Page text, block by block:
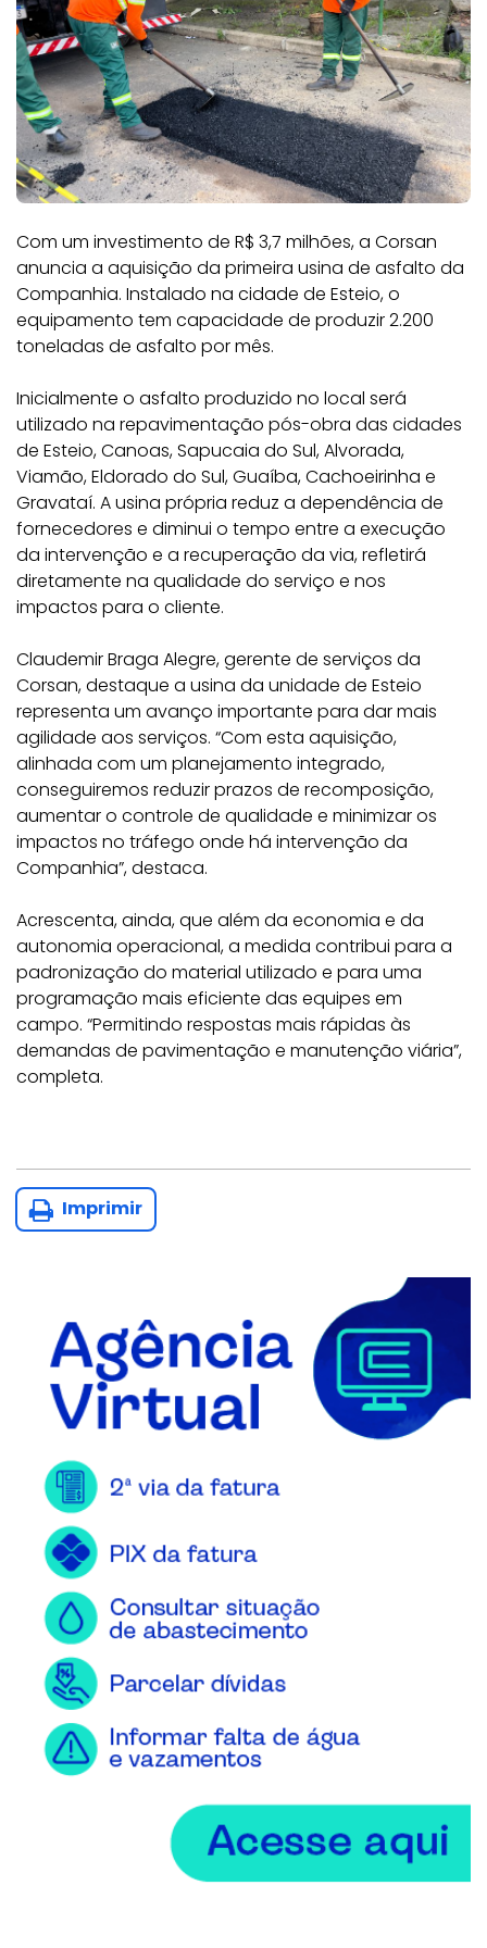
Com um investimento de R$ 3,7 milhões, a Corsan
anuncia a aquisição da primeira usina de asfalto da
Companhia. Instalado na cidade de Esteio, o
equipamento tem capacidade de produzir 2.200
toneladas de asfalto por mês.
Inicialmente o asfalto produzido no local será
utilizado na repavimentação pós-obra das cidades
de Esteio, Canoas, Sapucaia do Sul, Alvorada,
Viamão, Eldorado do Sul, Guaíba, Cachoeirinha e
Gravataí. A usina própria reduz a dependência de
fornecedores e diminui o tempo entre a execução
da intervenção e a recuperação da via, refletirá
diretamente na qualidade do serviço e nos
impactos para o cliente.
Claudemir Braga Alegre, gerente de serviços da
Corsan, destaque a usina da unidade de Esteio
representa um avanço importante para dar mais
agilidade aos serviços. “Com esta aquisição,
alinhada com um planejamento integrado,
conseguiremos reduzir prazos de recomposição,
aumentar o controle de qualidade e minimizar os
impactos no tráfego onde há intervenção da
Companhia”, destaca.
Acrescenta, ainda, que além da economia e da
autonomia operacional, a medida contribui para a
padronização do material utilizado e para uma
programação mais eficiente das equipes em
campo. “Permitindo respostas mais rápidas às
demandas de pavimentação e manutenção viária”,
completa.
Imprimir